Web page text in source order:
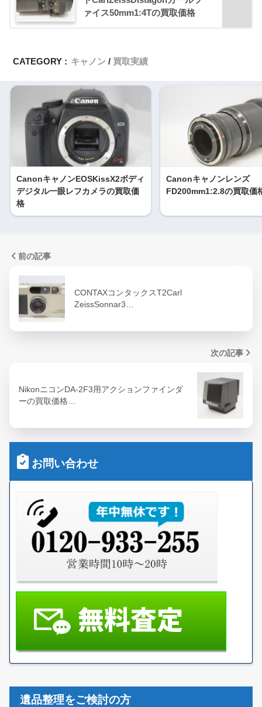
ァイス50mm1:4Tの買取価格
CATEGORY : キャノン 買取実績
CanonキャノンEOSKissX2ボディ
デジタル一眼レフカメラの買取価
格
Canonキャノンレンズ
FD200mm1:2.8の買取価
前の記事
CONTAXコンタックスT2Carl
ZeissSonnar3…
次の記事
NikonニコンDA-2F3用アクションファインダ
ーの買取価格…
お問い合わせ
遺品整理をご検討の方